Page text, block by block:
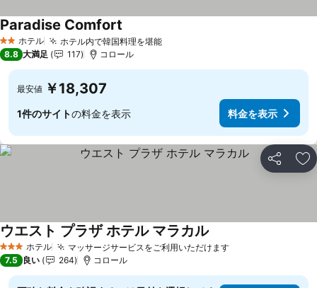
2 ホテルのランク
ホテル ホテル内で韓国料理を堪能料金を表示
Paradise Comfort
8.8 大満足 117 コロール
最安値 ￥18,307
1件のサイトの料金を表示 料金を表示
シェア お
3 ホテルのランク
ホテル マッサージサービスをご利用いただけます料金を表示
ウエスト プラザ ホテル マラカル
7.5 良い 264 コロール